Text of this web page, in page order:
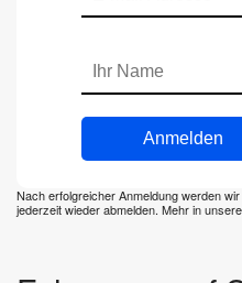
Nach erfolgreicher Anmeldung werden
jederzeit wieder abmelden. Mehr in